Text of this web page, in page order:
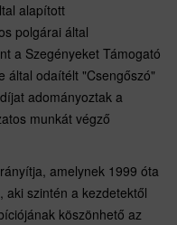
alapított
polgárai által
a Szegényeket Támogató
által odaítélt "Csengőszó"
adományoztak a
munkát végző
amelynek 1999 óta
aki szintén a kezdetektől
köszönhető az